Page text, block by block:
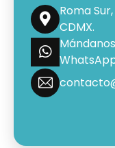
Roma Sur,
CDMX.